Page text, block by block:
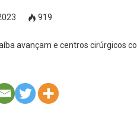
919